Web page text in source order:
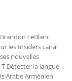
Brandon LeBlanc
les Insiders canal
nouvelles
Détecter la langue
Arabe Arménien